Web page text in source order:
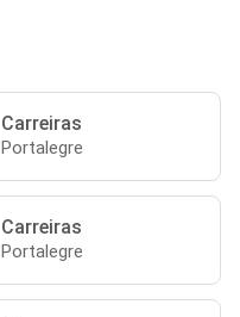
Carreiras
Portalegre
Carreiras
Portalegre